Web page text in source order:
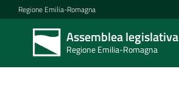
Vai al contenuto
Vai alla navigazione
Vai al footer
Regione Emilia-Romagna
Assemblea legislativa
Regione Emilia-Romagna
Assemblea
legislativa
Regione Emilia-